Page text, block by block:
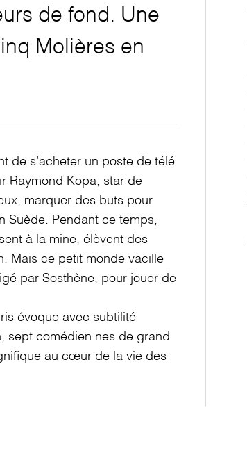
de fond. Une
Molières en
de s’acheter un poste de télé
Raymond Kopa, star de
marquer des buts pour
Suède. Pendant ce temps,
à la mine, élèvent des
Mais ce petit monde vacille
par Sosthène, pour jouer de
évoque avec subtilité
sept comédien·nes de grand
au cœur de la vie des